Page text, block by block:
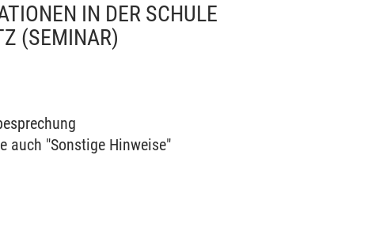
IN DER SCHULE
(SEMINAR)
auch "Sonstige Hinweise"